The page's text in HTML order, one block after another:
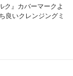
ク』カバーマークよ
良いクレンジングミ